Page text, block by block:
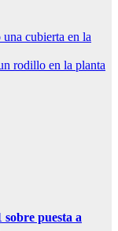
cubierta en la
rodillo en la planta
puesta a